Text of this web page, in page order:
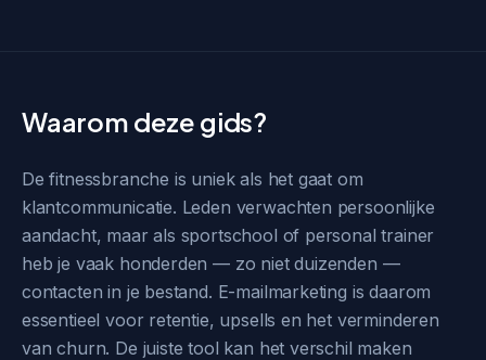
Waarom deze gids?
De fitnessbranche is uniek als het gaat om
klantcommunicatie. Leden verwachten persoonlijke
aandacht, maar als sportschool of personal trainer
heb je vaak honderden — zo niet duizenden —
contacten in je bestand. E-mailmarketing is daarom
essentieel voor retentie, upsells en het verminderen
van churn. De juiste tool kan het verschil maken